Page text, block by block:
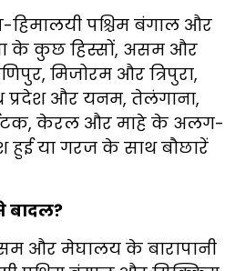
पश्चिम बंगाल और
के कुछ हिस्सों, असम और
मिजोरम और त्रिपुरा,
प्रदेश और यनम, तेलंगाना,
केरल और माहे के अलग-
हुई या गरज के साथ बौछारें
बादल?
और मेघालय के बारापानी